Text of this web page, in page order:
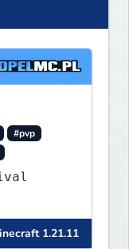
#pvp
1.21.11